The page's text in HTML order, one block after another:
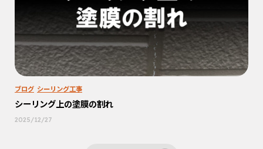
ブログ シーリング工事
シーリング上の塗膜の割れ
2025/12/27